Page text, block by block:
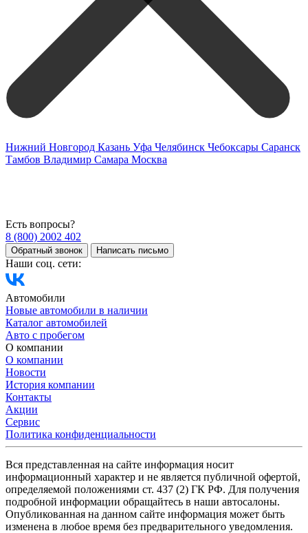
Нижний Новгород Казань Уфа Челябинск Чебоксары Саранск
Тамбов Владимир Самара Москва
Есть вопросы?
8 (800) 2002 402
Обратный звонок Написать письмо
Наши соц. сети:
Автомобили
Новые автомобили в наличии
Каталог автомобилей
Авто с пробегом
О компании
О компании
Новости
История компании
Контакты
Акции
Сервис
Политика конфиденциальности
Вся представленная на сайте информация носит
информационный характер и не является публичной офертой,
определяемой положениями ст. 437 (2) ГК РФ. Для получения
подробной информации обращайтесь в наши автосалоны.
Опубликованная на данном сайте информация может быть
изменена в любое время без предварительного уведомления.